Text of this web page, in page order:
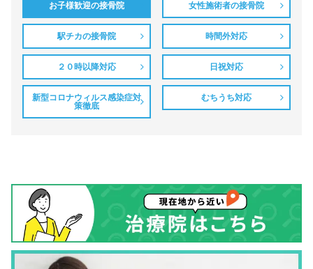
お子様歓迎の接骨院 女性施術者の接骨院
駅チカの接骨院 時間外対応
２０時以降対応 日祝対応
新型コロナウィルス感染症対
策徹底
むちうち対応